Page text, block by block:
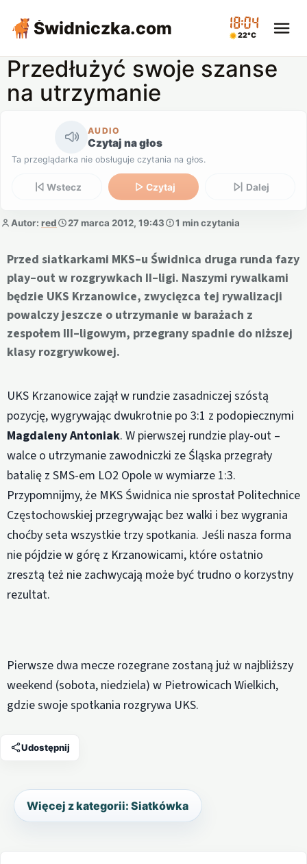
Świdniczka.com 18:04
22°C
Przedłużyć swoje szanse
na utrzymanie
AUDIO
Czytaj na głos
Ta przeglądarka nie obsługuje czytania na głos.
Wstecz Czytaj Dalej
Autor: red 27 marca 2012, 19:43 1 min czytania
Przed siatkarkami MKS–u Świdnica druga runda fazy
play–out w rozgrywkach II–ligi. Naszymi rywalkami
będzie UKS Krzanowice, zwycięzca tej rywalizacji
powalczy jeszcze o utrzymanie w barażach z
zespołem III–ligowym, przegrany spadnie do niższej
klasy rozgrywkowej.
UKS Krzanowice zajął w rundzie zasadniczej szóstą
pozycję, wygrywając dwukrotnie po 3:1 z podopiecznymi
Magdaleny Antoniak. W pierwszej rundzie play-out –
walce o utrzymanie zawodniczki ze Śląska przegrały
batalię z SMS-em LO2 Opole w wymiarze 1:3.
Przypomnijmy, że MKS Świdnica nie sprostał Politechnice
Częstochowskiej przegrywając bez walki i bez wygrania
choćby seta wszystkie trzy spotkania. Jeśli nasza forma
nie pójdzie w górę z Krzanowicami, które ostatnio
zresztą też nie zachwycają może być trudno o korzystny
rezultat.
Pierwsze dwa mecze rozegrane zostaną już w najbliższy
weekend (sobota, niedziela) w Pietrowicach Wielkich,
gdzie swoje spotkania rozgrywa UKS.
Udostępnij
Więcej z kategorii: Siatkówka